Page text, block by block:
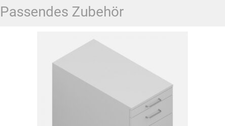
Passendes Zubehör